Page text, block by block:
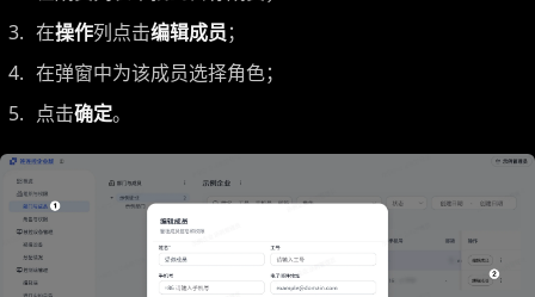
在操作列点击编辑成员；
在弹窗中为该成员选择角色；
点击确定。